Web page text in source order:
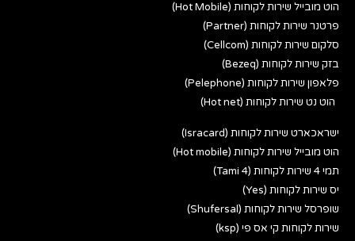
הוט מובייל שירות לקוחות (Hot Mobile)
פרטנר שירות לקוחות (Partner)
סלקום שירות לקוחות (Cellcom)
בזק שירות לקוחות (Bezeq)
פלאפון שירות לקוחות (Pelephone)
הוט נט שירות לקוחות (Hot net)
ישראכארט שירות לקוחות (Isracard)
הוט מובייל שירות לקוחות (Hot mobile)
תמי 4 שירות לקוחות (Tami 4)
יס שירות לקוחות (Yes)
שופרסל שירות לקוחות (Shufersal)
שירות לקוחות קי אס פי (ksp)